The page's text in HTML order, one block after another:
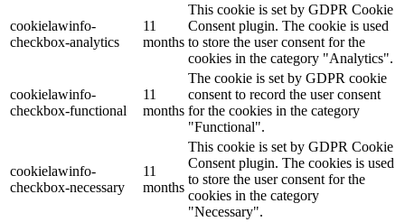
cookielawinfo-
checkbox-analytics
11
months
This cookie is set by GDPR Cookie
Consent plugin. The cookie is used
to store the user consent for the
cookies in the category "Analytics".
cookielawinfo-
checkbox-functional
11
months
The cookie is set by GDPR cookie
consent to record the user consent
for the cookies in the category
"Functional".
cookielawinfo-
checkbox-necessary
11
months
This cookie is set by GDPR Cookie
Consent plugin. The cookies is used
to store the user consent for the
cookies in the category
"Necessary".